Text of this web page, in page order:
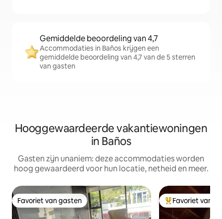
Gemiddelde beoordeling van 4,7
Accommodaties in Baños krijgen een
gemiddelde beoordeling van 4,7 van de 5 sterren
van gasten
Hooggewaardeerde vakantiewoningen
in Baños
Gasten zijn unaniem: deze accommodaties worden
hoog gewaardeerd voor hun locatie, netheid en meer.
Favoriet van gasten
Favoriet van gasten Topfavoriet van
Favoriet van